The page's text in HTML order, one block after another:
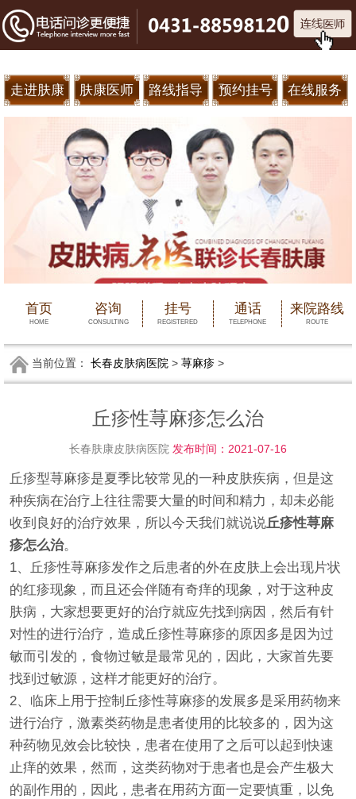
走进肤康 肤康医师 路线指导 预约挂号 在线服务
首页
HOME
咨询
CONSULTING
挂号
REGISTERED
通话
TELEPHONE
来院路线
ROUTE
当前位置： 长春皮肤病医院> 荨麻疹>
丘疹性荨麻疹怎么治
长春肤康皮肤病医院 发布时间：2021-07-16
丘疹型荨麻疹是夏季比较常见的一种皮肤疾病，但是这
种疾病在治疗上往往需要大量的时间和精力，却未必能
收到良好的治疗效果，所以今天我们就说说丘疹性荨麻
疹怎么治。
1、丘疹性荨麻疹发作之后患者的外在皮肤上会出现片状
的红疹现象，而且还会伴随有奇痒的现象，对于这种皮
肤病，大家想要更好的治疗就应先找到病因，然后有针
对性的进行治疗，造成丘疹性荨麻疹的原因多是因为过
敏而引发的，食物过敏是最常见的，因此，大家首先要
找到过敏源，这样才能更好的治疗。
2、临床上用于控制丘疹性荨麻疹的发展多是采用药物来
进行治疗，激素类药物是患者使用的比较多的，因为这
种药物见效会比较快，患者在使用了之后可以起到快速
止痒的效果，然而，这类药物对于患者也是会产生极大
的副作用的，因此，患者在用药方面一定要慎重，以免